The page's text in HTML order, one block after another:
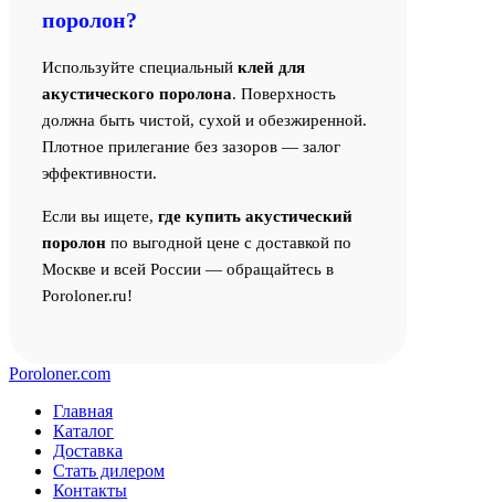
поролон?
Используйте специальный клей для
акустического поролона. Поверхность
должна быть чистой, сухой и обезжиренной.
Плотное прилегание без зазоров — залог
эффективности.
Если вы ищете, где купить акустический
поролон по выгодной цене с доставкой по
Москве и всей России — обращайтесь в
Poroloner.ru!
Poroloner.com
Главная
Каталог
Доставка
Стать дилером
Контакты